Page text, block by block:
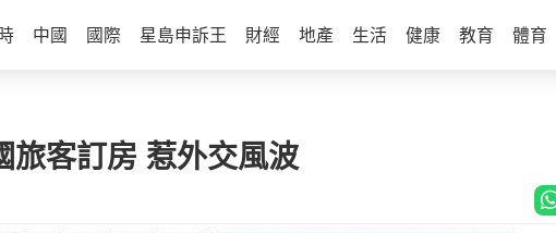
中國 國際 星島申訴王 財經 地產 生活 健康 教育 體育
旅客訂房 惹外交風波